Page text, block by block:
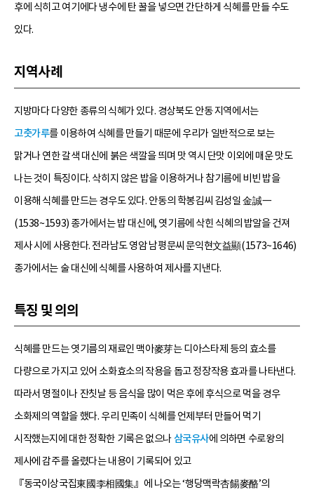
후에 식히고 여기에다 냉수에 탄 꿀을 넣으면 간단하게 식혜를 만들 수도
있다.
지역사례
지방마다 다양한 종류의 식혜가 있다. 경상북도 안동 지역에서는
고춧가루를 이용하여 식혜를 만들기 때문에 우리가 일반적으로 보는
맑거나 연한 갈색 대신에 붉은 색깔을 띄며 맛 역시 단맛 이외에 매운 맛도
나는 것이 특징이다. 삭히지 않은 밥을 이용하거나 참기름에 비빈 밥을
이용해 식혜를 만드는 경우도 있다. 안동의 학봉김씨 김성일 金誠一
(1538~1593) 종가에서는 밥 대신에, 엿기름에 삭힌 식혜의 밥알을 건져
제사 시에 사용한다. 전라남도 영암 남평문씨 문익현文益顯(1573~1646)
종가에서는 술 대신에 식혜를 사용하여 제사를 지낸다.
특징 및 의의
식혜를 만드는 엿기름의 재료인 맥아麥芽는 디아스타제 등의 효소를
다량으로 가지고 있어 소화효소의 작용을 돕고 정장작용 효과를 나타낸다.
따라서 명절이나 잔칫날 등 음식을 많이 먹은 후에 후식으로 먹을 경우
소화제의 역할을 했다. 우리 민족이 식혜를 언제부터 만들어 먹기
시작했는지에 대한 정확한 기록은 없으나삼국유사에 의하면 수로왕의
제사에 감주를 올렸다는 내용이 기록되어 있고
『동국이상국집東國李相國集』에 나오는 ‘행당맥락杏餳麥酪’의